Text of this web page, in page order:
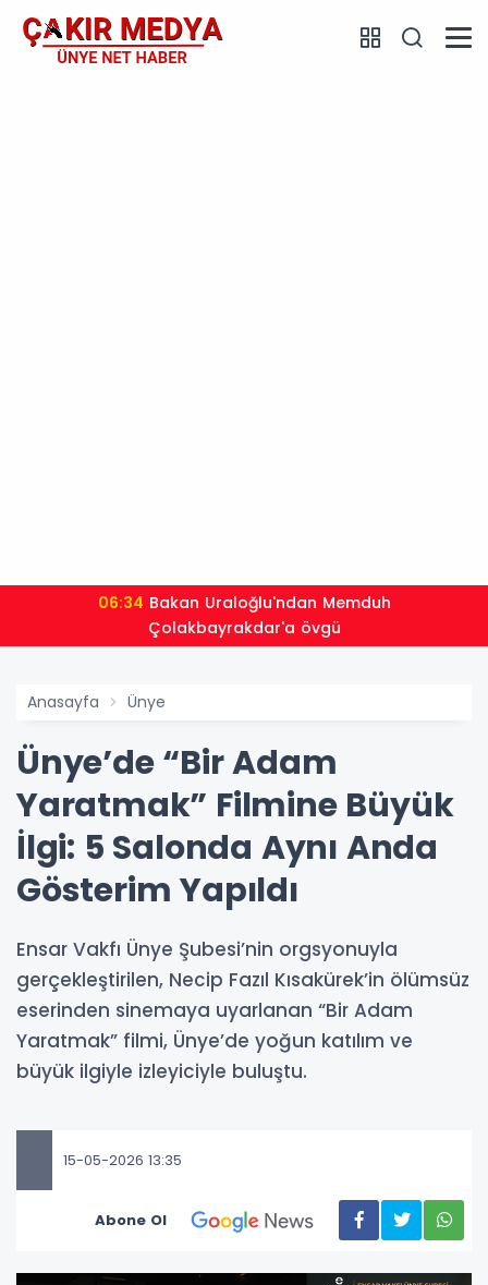
06:34
Çolakbayrakdar'a övgü
Anasayfa Ünye
Ünye’de “Bir Adam
Yaratmak” Filmine Büyük
İlgi: 5 Salonda Aynı Anda
Gösterim Yapıldı
Ensar Vakfı Ünye Şubesi’nin orgsyonuyla
gerçekleştirilen, Necip Fazıl Kısakürek’in ölümsüz
eserinden sinemaya uyarlanan “Bir Adam
Yaratmak” filmi, Ünye’de yoğun katılım ve
büyük ilgiyle izleyiciyle buluştu.
15-05-2026 13:35
Abone Ol